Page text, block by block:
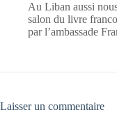
Au Liban aussi
salon du livre
par l’ambassade
Laisser un commentaire